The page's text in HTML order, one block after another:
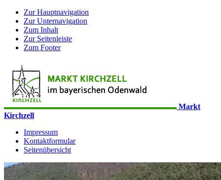
Zur Hauptnavigation
Zur Unternavigation
Zum Inhalt
Zur Seitenleiste
Zum Footer
Markt
Kirchzell
Impressum
Kontaktformular
Seitenübersicht